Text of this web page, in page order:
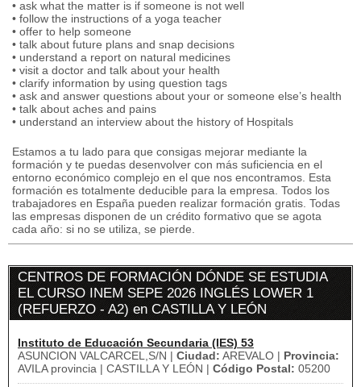
• ask what the matter is if someone is not well
• follow the instructions of a yoga teacher
• offer to help someone
• talk about future plans and snap decisions
• understand a report on natural medicines
• visit a doctor and talk about your health
• clarify information by using question tags
• ask and answer questions about your or someone else’s health
• talk about aches and pains
• understand an interview about the history of Hospitals
Estamos a tu lado para que consigas mejorar mediante la
formación y te puedas desenvolver con más suficiencia en el
entorno económico complejo en el que nos encontramos. Esta
formación es totalmente deducible para la empresa. Todos los
trabajadores en España pueden realizar formación gratis. Todas
las empresas disponen de un crédito formativo que se agota
cada año: si no se utiliza, se pierde.
CENTROS DE FORMACIÓN DÓNDE SE ESTUDIA
EL CURSO INEM SEPE 2026 INGLÉS LOWER 1
(REFUERZO - A2) en CASTILLA Y LEÓN
Instituto de Educación Secundaria (IES) 53
ASUNCION VALCARCEL,S/N | Ciudad: AREVALO | Provincia:
AVILA provincia | CASTILLA Y LEÓN | Código Postal: 05200